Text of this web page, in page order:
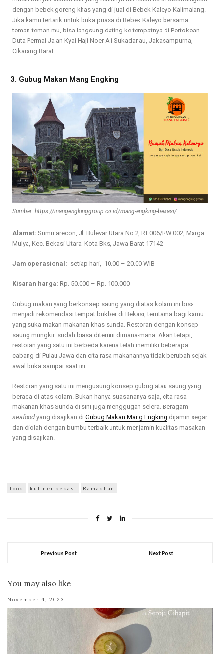
dengan bebek goreng khas yang di jual di Bebek Kaleyo Kalimalang.
Jika kamu tertarik untuk buka puasa di Bebek Kaleyo bersama
teman-teman mu, bisa langsung dating ke tempatnya di Pertokoan
Duta Permai Jalan Kyai Haji Noer Ali Sukadanau, Jakasampurna,
Cikarang Barat.
3. Gubug Makan Mang Engking
Sumber: https://mangengkinggroup.co.id/mang-engking-bekasi/
Alamat: Summarecon, Jl. Bulevar Utara No.2, RT.006/RW.002, Marga
Mulya, Kec. Bekasi Utara, Kota Bks, Jawa Barat 17142
Jam operasional: setiap hari, 10.00 – 20.00 WIB
Kisaran harga: Rp. 50.000 – Rp. 100.000
Gubug makan yang berkonsep saung yang diatas kolam ini bisa
menjadi rekomendasi tempat bukber di Bekasi, terutama bagi kamu
yang suka makan makanan khas sunda. Restoran dengan konsep
saung mungkin sudah biasa ditemui dimana-mana. Akan tetapi,
restoran yang satu ini berbeda karena telah memiliki beberapa
cabang di Pulau Jawa dan cita rasa makanannya tidak berubah sejak
awal buka sampai saat ini.
Restoran yang satu ini mengusung konsep gubug atau saung yang
berada di atas kolam. Bukan hanya suasananya saja, cita rasa
makanan khas Sunda di sini juga menggugah selera. Beragam
seafood yang disajikan di Gubug Makan Mang Engking dijamin segar
dan diolah dengan bumbu terbaik untuk menjamin kualitas masakan
yang disajikan.
food kuliner bekasi Ramadhan
Previous Post Next Post
You may also like
November 4, 2023